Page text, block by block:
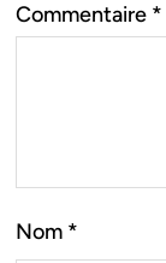
Commentaire *
Nom *